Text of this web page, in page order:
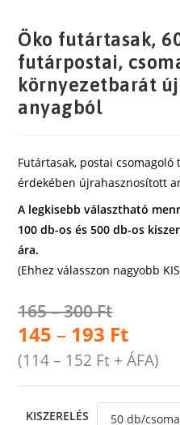
Öko futártasak,
futárpostai,
környezetbarát
anyagból
Futártasak, postai
érdekében újrahasznosított
A legkisebb választható
100 db-os és 500 db-os
ára.
(Ehhez válasszon nagyobb
165–300Ft
145 – 193 Ft
(114– 152 Ft + ÁFA)
KISZERELÉS